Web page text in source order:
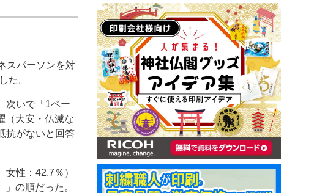
信用情報 業界 市場・統計 人事・移転・異動・訃報
2023 特集 中古印刷機・製本機特集
2022 検査・校正特集
スパーソンを対
た。
次いで「1ペー
（大安・仏滅な
抗がないと回答
性：42.7％）
の順だった。